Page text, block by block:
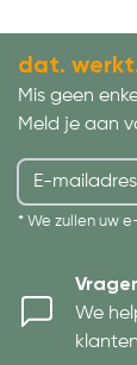
dat.
Mis geen
Meld je aan
* We zullen uw
We